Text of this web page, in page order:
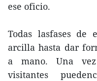
ese oficio.
Todas lasfases de
arcilla hasta dar
a mano. Una
visitantes